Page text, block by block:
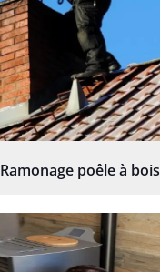
Ramonage poêle à bois